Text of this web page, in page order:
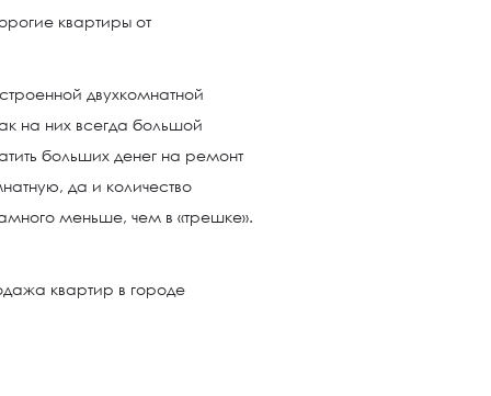
двухкомнатной
на них всегда большой
больших денег на ремонт
да и количество
меньше, чем в «трешке».
квартир в городе